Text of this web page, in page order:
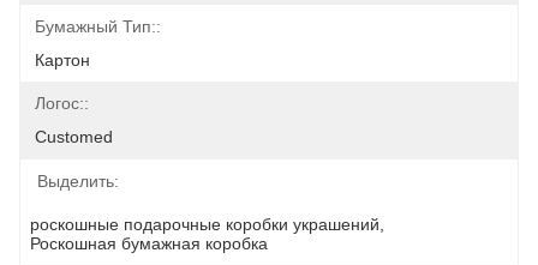
Бумажный Тип::
Картон
Логос::
Customed
Выделить:
роскошные подарочные коробки украшений
Роскошная бумажная коробка